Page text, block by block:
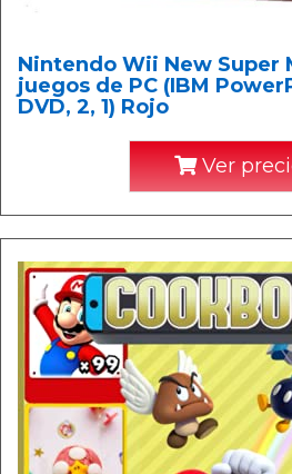
Nintendo Wii New Super
juegos de PC (IBM
DVD, 2, 1) Rojo
Ver